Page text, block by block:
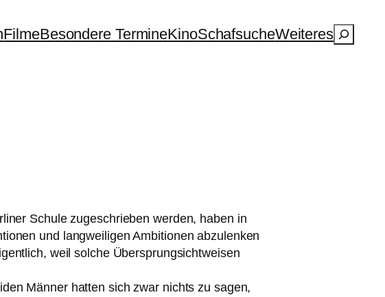
FilmeBesondere TermineKinoSchafsucheWeiteresSuchen
Schule zuge­schrie­ben wer­den, haben in
und lang­wei­li­gen Ambitionen abzu­len­ken
weil sol­che Übersprungsichtweisen
Männer hat­ten sich zwar nichts zu sagen,